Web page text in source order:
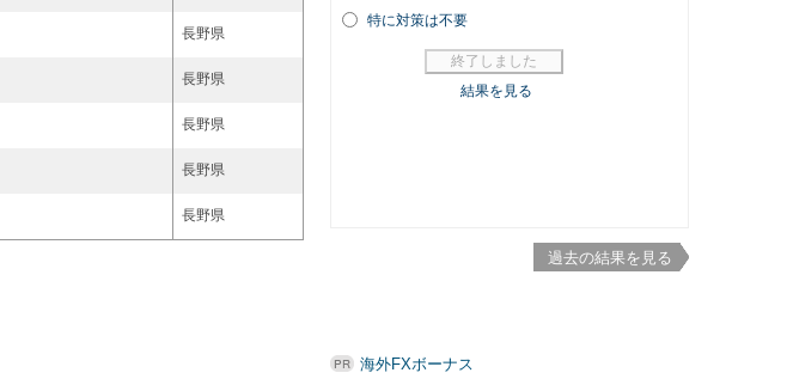
長野県
長野県
長野県
長野県
長野県
過去の結果を見る
海外FXボーナス